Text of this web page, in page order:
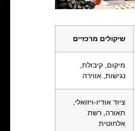
שיקולים מרכזיים
מיקום, קיבולת,
נגישות, אווירה
ציוד אודיו-ויזואלי,
תאורה, רשת
אלחוטית